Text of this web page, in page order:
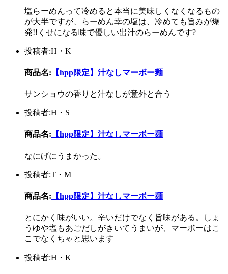
塩らーめんって冷めると本当に美味しくなくなるもの
が大半ですが、らーめん幸の塩は、冷めても旨みが爆
発!!くせになる味で優しい出汁のらーめんです?
投稿者:H・K
商品名: 【hpp限定】汁なしマーボー麺
サンショウの香りと汁なしが意外と合う
投稿者:H・S
商品名: 【hpp限定】汁なしマーボー麺
なにげにうまかった。
投稿者:T・M
商品名: 【hpp限定】汁なしマーボー麺
とにかく味がいい。辛いだけでなく旨味がある。しょ
うゆや塩もあごだしがきいてうまいが、マーボーはこ
こでなくちゃと思います
投稿者:H・K